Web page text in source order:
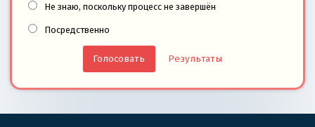
Не знаю, поскольку процесс не завершён
Посредственно
Результаты